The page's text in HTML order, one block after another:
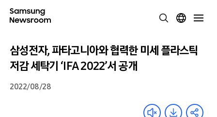
삼성전자, 파타고니아와 협력한 미세 플라스틱
저감 세탁기 ‘IFA 2022’서 공개
2022/08/28